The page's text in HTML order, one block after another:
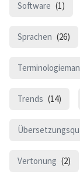
Software (1)
Sprachen (26)
Trends (14)
Vertonung (2)